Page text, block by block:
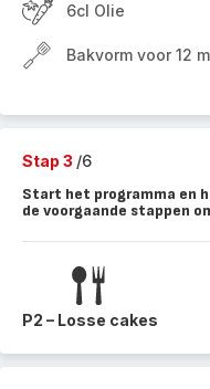
6cl Olie
Bakvorm voor 12
Stap 3 /6
Start het programma en
de voorgaande stappen
P2 – Losse cakes